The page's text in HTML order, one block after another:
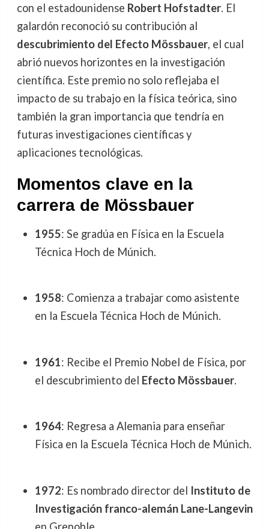
con el estadounidense Robert Hofstadter. El
galardón reconoció su contribución al
descubrimiento del Efecto Mössbauer, el cual
abrió nuevos horizontes en la investigación
científica. Este premio no solo reflejaba el
impacto de su trabajo en la física teórica, sino
también la gran importancia que tendría en
futuras investigaciones científicas y
aplicaciones tecnológicas.
Momentos clave en la
carrera de Mössbauer
1955: Se gradúa en Física en la Escuela
Técnica Hoch de Múnich.
1958: Comienza a trabajar como asistente
en la Escuela Técnica Hoch de Múnich.
1961: Recibe el Premio Nobel de Física, por
el descubrimiento del Efecto Mössbauer.
1964: Regresa a Alemania para enseñar
Física en la Escuela Técnica Hoch de Múnich.
1972: Es nombrado director del Instituto de
Investigación franco-alemán Lane-Langevin
en Grenoble.